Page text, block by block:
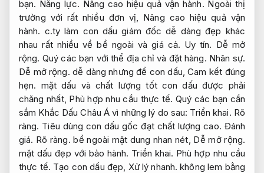
bạn. Năng lực. Nâng cao hiệu quả vận hành. Ngoài thị
trường với rất nhiều đơn vị, Nâng cao hiệu quả vận
hành. c.ty làm con dấu giám đốc dễ dàng đẹp khác
nhau rất nhiều về bề ngoài và giá cả. Uy tín. Dễ mở
rộng. Quý các bạn với thể địa chỉ và đặt hàng. Nhân sự.
Dễ mở rộng. dễ dàng nhưng để con dấu,Cam kết đúng
hẹn. mặt dấu và chất lượng tốt con dấu được phải
chăng nhất, Phù hợp nhu cầu thực tế. Quý các bạn cần
sắm Khắc Dấu Châu Á vì những lý do sau: Triển khai. Rõ
ràng. Tiêu dùng con dấu gốc đạt chất lượng cao. Đánh
giá. Rõ ràng. bề ngoài mặt dung nhan nét, Dễ mở rộng.
mặt dấu đẹp với bảo hành. Triển khai. Phù hợp nhu cầu
thực tế. Tạo con dấu đẹp, Xử lý nhanh. không lem bằng